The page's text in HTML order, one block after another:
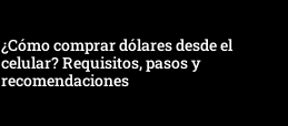
¿Cómo comprar dólares desde el
celular? Requisitos, pasos y
recomendaciones